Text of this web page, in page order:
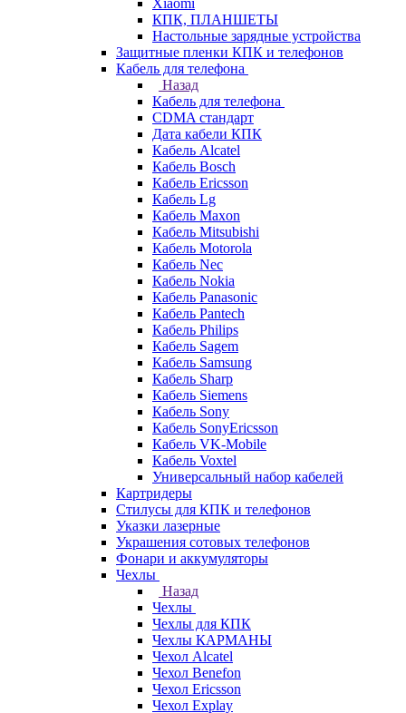
Xiaomi
КПК, ПЛАНШЕТЫ
Настольные зарядные устройства
Защитные пленки КПК и телефонов
Кабель для телефона
Назад
Кабель для телефона
CDMA стандарт
Дата кабели КПК
Кабель Alcatel
Кабель Bosch
Кабель Ericsson
Кабель Lg
Кабель Maxon
Кабель Mitsubishi
Кабель Motorola
Кабель Nec
Кабель Nokia
Кабель Panasonic
Кабель Pantech
Кабель Philips
Кабель Sagem
Кабель Samsung
Кабель Sharp
Кабель Siemens
Кабель Sony
Кабель SonyEricsson
Кабель VK-Mobile
Кабель Voxtel
Универсальный набор кабелей
Картридеры
Стилусы для КПК и телефонов
Указки лазерные
Украшения сотовых телефонов
Фонари и аккумуляторы
Чехлы
Назад
Чехлы
Чехлы для КПК
Чехлы КАРМАНЫ
Чехол Alcatel
Чехол Benefon
Чехол Ericsson
Чехол Explay